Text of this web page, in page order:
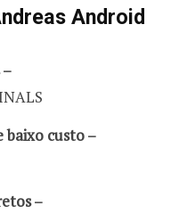
Android
baixo custo –
–